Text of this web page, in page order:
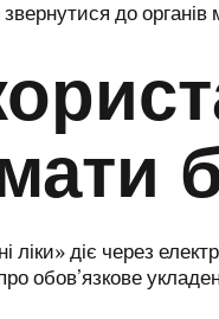
до
ліки» діє через
обов’язкове